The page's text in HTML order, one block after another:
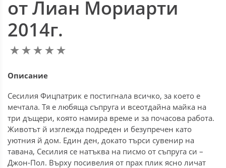
от Лиан Мориарти
2014г.
Описание
Сесилия Фицпатрик е постигнала всичко, за което е
мечтала. Тя е любяща съпруга и всеотдайна майка на
три дъщери, която намира време и за почасова работа.
Животът й изглежда подреден и безупречен като
уютния й дом. Един ден, докато търси сувенир на
тавана, Сесилия се натъква на писмо от съпруга си –
Джон-Пол. Върху посивелия от прах плик ясно личат